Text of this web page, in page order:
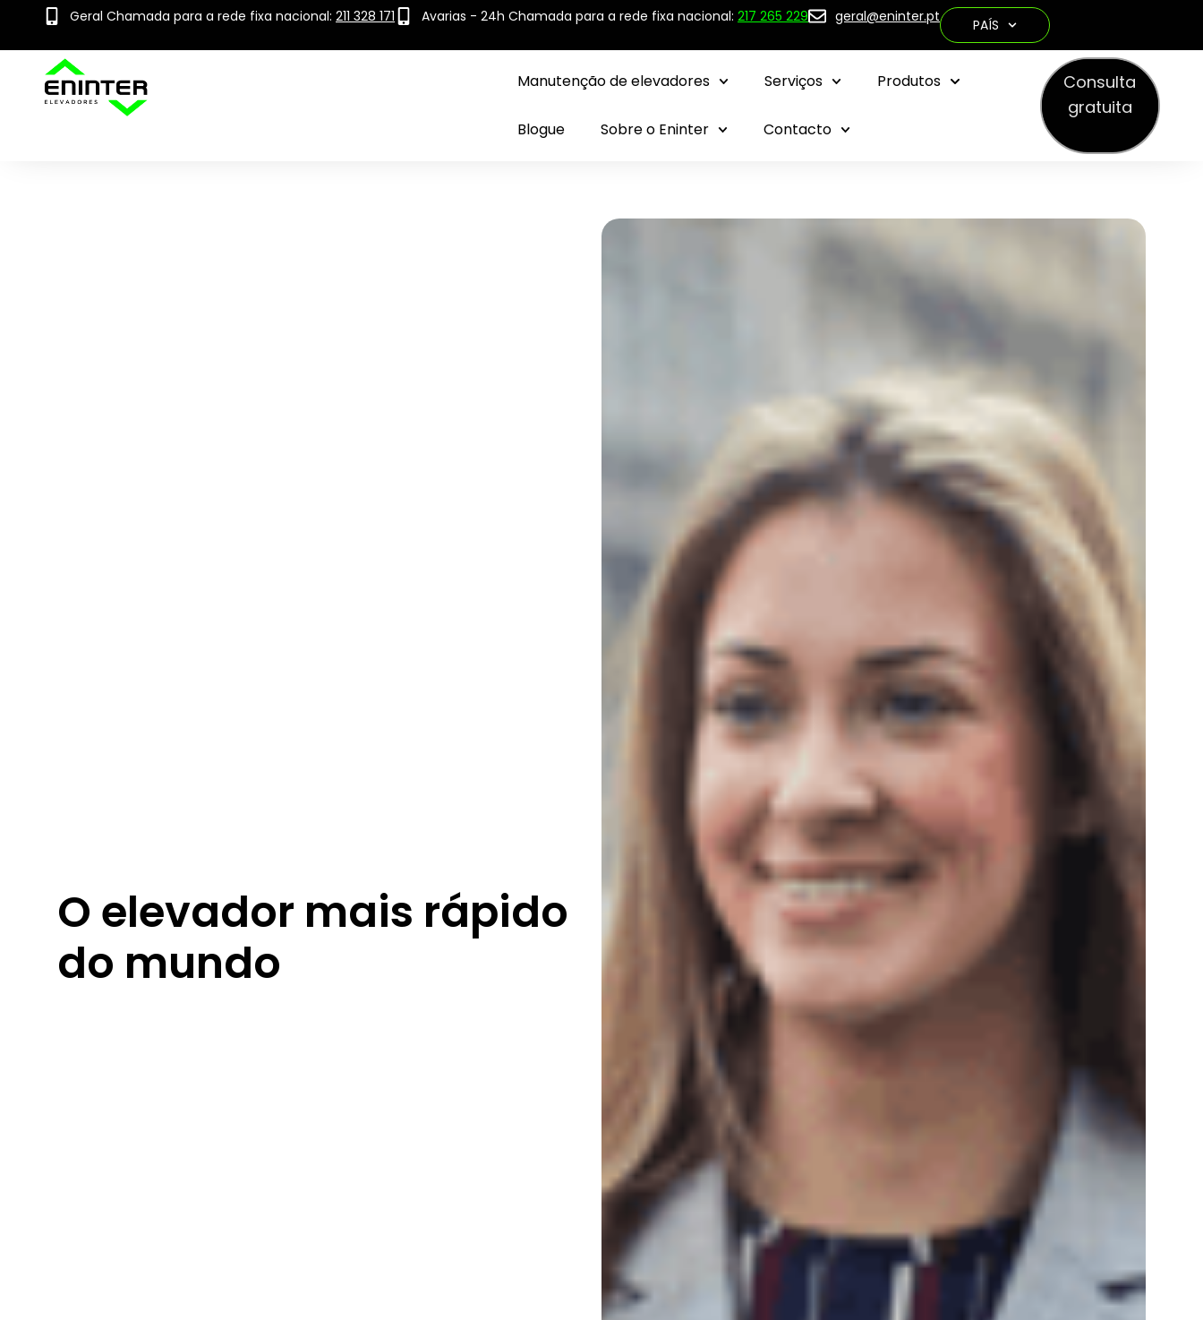
Geral Chamada para a rede fixa nacional: 211 328 171 Avarias - 24h Chamada para a rede fixa nacional: 217 265 229 geral@eninter.pt PAÍS
Manutenção de elevadores Serviços Produtos
Blogue Sobre o Eninter Contacto
Consulta
gratuita
O elevador mais rápido
do mundo